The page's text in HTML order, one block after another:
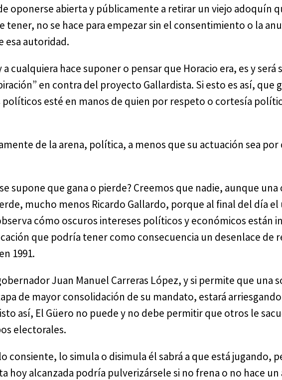
oponerse abierta y públicamente a retirar un viejo adoquín
tener, no se hace para empezar sin el consentimiento o la
esa autoridad.
cualquiera hace suponer o pensar que Horacio era, es y será
en contra del proyecto Gallardista. Si esto es así, que
políticos esté en manos de quien por respeto o cortesía
de la arena, política, a menos que su actuación sea por
supone que gana o pierde? Creemos que nadie, aunque una
mucho menos Ricardo Gallardo, porque al final del día el
cómo oscuros intereses políticos y económicos están
que podría tener como consecuencia un desenlace de
1991.
Juan Manuel Carreras López, y si permite que una
de mayor consolidación de su mandato, estará
así, El Güero no puede y no debe permitir que otros le
electorales.
consiente, lo simula o disimula él sabrá a que está jugando,
hoy alcanzada podría pulverizársele si no frena o no hace